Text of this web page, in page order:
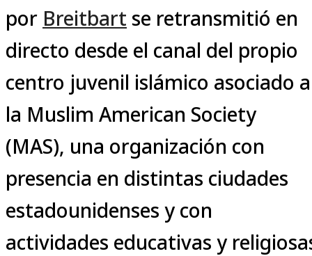
por Breitbart se retransmitió en
directo desde el canal del propio
centro juvenil islámico asociado a
la Muslim American Society
(MAS), una organización con
presencia en distintas ciudades
estadounidenses y con
actividades educativas y